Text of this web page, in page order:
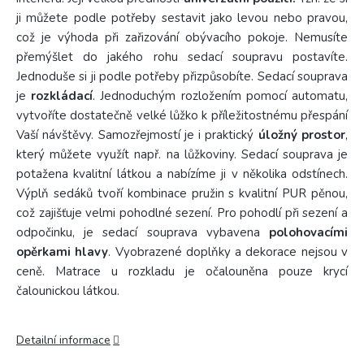
ji můžete podle potřeby sestavit jako levou nebo pravou,
což je výhoda při zařizování obývacího pokoje. Nemusíte
přemýšlet do jakého rohu sedací soupravu postavíte.
Jednoduše si ji podle potřeby přizpůsobíte. Sedací souprava
je rozkládací. Jednoduchým rozložením pomocí automatu,
vytvoříte dostatečně velké lůžko k příležitostnému přespání
Vaší návštěvy. Samozřejmostí je i praktický úložný prostor,
který můžete využít např. na lůžkoviny. Sedací souprava je
potažena kvalitní látkou a nabízíme ji v několika odstínech.
Výplň sedáků tvoří kombinace pružin s kvalitní PUR pěnou,
což zajišťuje velmi pohodlné sezení. Pro pohodlí při sezení a
odpočinku, je sedací souprava vybavena polohovacími
opěrkami hlavy. Vyobrazené doplňky a dekorace nejsou v
ceně. Matrace u rozkladu je očalouněna pouze krycí
čalounickou látkou.
Detailní informace